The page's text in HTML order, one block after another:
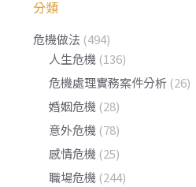
分類
危機做法 (494)
人生危機 (136)
危機處理實務案件分析 (26)
婚姻危機 (28)
意外危機 (78)
感情危機 (25)
職場危機 (244)